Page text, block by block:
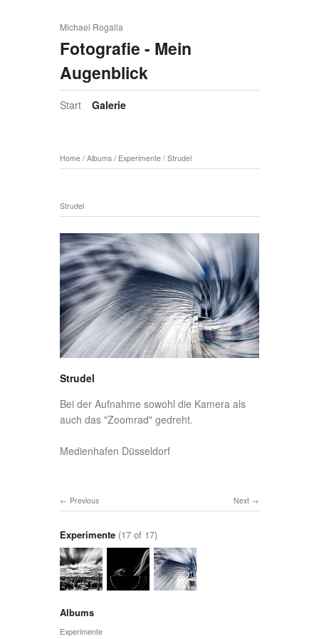
Michael Rogalla
Fotografie - Mein
Augenblick
Start Galerie
Home / Albums / Experimente / Strudel
Strudel
Strudel
Bei der Aufnahme sowohl die Kamera als
auch das "Zoomrad" gedreht.
Medienhafen Düsseldorf
Next
Previous
Experimente (17 of 17)
Albums
Experimente